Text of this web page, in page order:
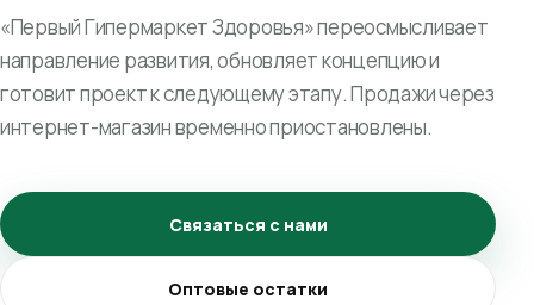
«Первый Гипермаркет Здоровья» переосмысливает
направление развития, обновляет концепцию и
готовит проект к следующему этапу. Продажи через
интернет-магазин временно приостановлены.
Связаться с нами
Оптовые остатки